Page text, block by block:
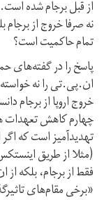
از قبل برجام شده
نه صرفا خروج از
تمام حاکمیت است؟
پاسخ را در گفته‌های
ان.پی.تی را نه
خروج اروپا از برجام
چهارم کاهش تعهدات
تهدید‌آمیز است که
(مثلا از طریق
فقط از برجام، بلکه
«برخی مقام‌های